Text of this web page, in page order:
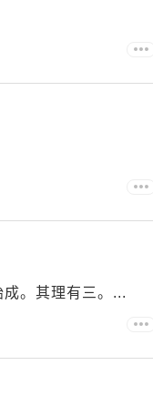
。其理有三。...